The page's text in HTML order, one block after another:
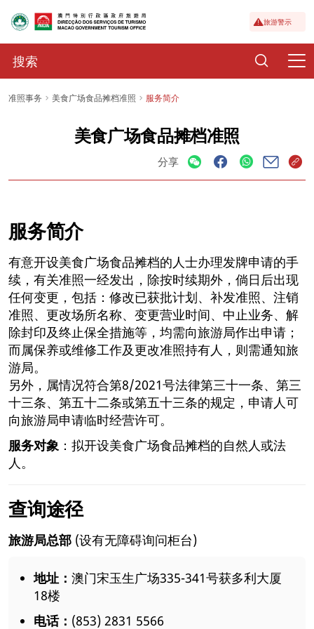
旅游警示
准照事务 美食广场食品摊档准照 服务简介
美食广场食品摊档准照
分享
服务简介
有意开设美食广场食品摊档的人士办理发牌申请的手
续，有关准照一经发出，除按时续期外，倘日后出现
任何变更，包括：修改已获批计划、补发准照、注销
准照、更改场所名称、变更营业时间、中止业务、解
除封印及终止保全措施等，均需向旅游局作出申请；
而属保养或维修工作及更改准照持有人，则需通知旅
游局。
另外，属情况符合第8/2021号法律第三十一条、第三
十三条、第五十二条或第五十三条的规定，申请人可
向旅游局申请临时经营许可。
服务对象 ：拟开设美食广场食品摊档的自然人或法
人。
查询途径
旅游局总部 (设有无障碍询问柜台)
地址： 澳门宋玉生广场335-341号获多利大厦
18楼
电话： (853) 2831 5566